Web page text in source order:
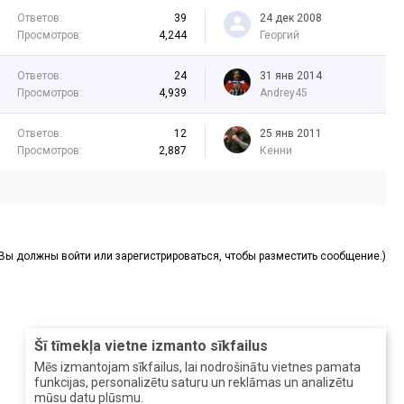
Šī tīmekļa vietne izmanto sīkfailus
Mēs izmantojam sīkfailus, lai nodrošinātu vietnes pamata
funkcijas, personalizētu saturu un reklāmas un analizētu
mūsu datu plūsmu.
Ответов:
39
Просмотров:
4,244
24 дек 2008
Георгий
Ответов:
24
Просмотров:
4,939
31 янв 2014
Andrey45
Ответов:
12
Просмотров:
2,887
25 янв 2011
Кенни
должны войти или зарегистрироваться, чтобы разместить сообщение.)